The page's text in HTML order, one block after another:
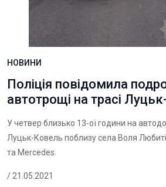
НОВИНИ
Поліція повідомила
автотрощі на трасі
У четвер близько 13-ої години на
Луцьк-Ковель поблизу села Воля
та Mercedes.
/ 21.05.2021